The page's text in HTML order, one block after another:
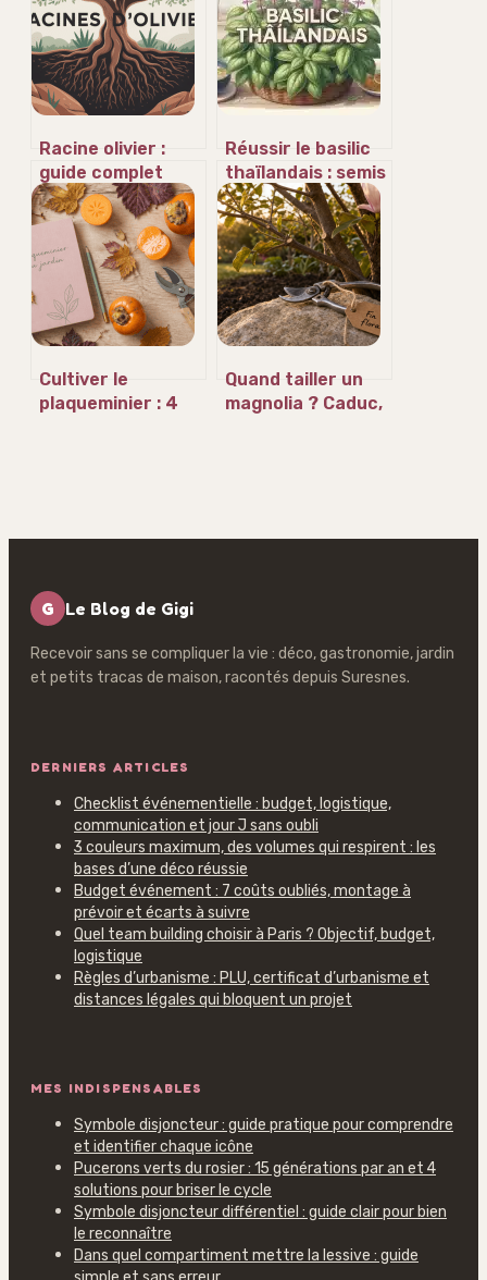
Racine olivier :
guide complet
pour comprendre,
soigner et
contrôler le
système racinaire
Réussir le basilic
thaïlandais : semis
à 18°C et taille
stratégique pour
des saveurs
intenses
Cultiver le
plaqueminier : 4
Quand tailler un
magnolia ? Caduc,
G Le Blog de Gigi
Recevoir sans se compliquer la vie : déco, gastronomie, jardin
et petits tracas de maison, racontés depuis Suresnes.
DERNIERS ARTICLES
Checklist événementielle : budget, logistique,
communication et jour J sans oubli
3 couleurs maximum, des volumes qui respirent : les
bases d’une déco réussie
Budget événement : 7 coûts oubliés, montage à
prévoir et écarts à suivre
Quel team building choisir à Paris ? Objectif, budget,
logistique
Règles d’urbanisme : PLU, certificat d’urbanisme et
distances légales qui bloquent un projet
MES INDISPENSABLES
Symbole disjoncteur : guide pratique pour comprendre
et identifier chaque icône
Pucerons verts du rosier : 15 générations par an et 4
solutions pour briser le cycle
Symbole disjoncteur différentiel : guide clair pour bien
le reconnaître
Dans quel compartiment mettre la lessive : guide